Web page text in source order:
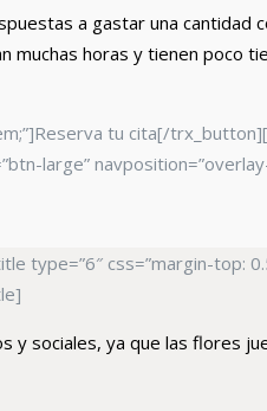
a gastar una cantidad
horas y tienen poco
tu cita[/
large”
type=”6″ css=”margin-
sociales, ya que las flores